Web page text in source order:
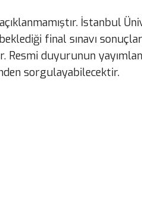
İstanbul
final sınavı
Resmi duyurunun
sorgulayabilecektir.